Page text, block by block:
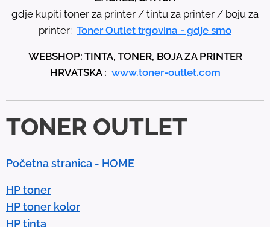
a
gdje kupiti toner za printer / tintu za printer / boju za
printer: Toner Outlet trgovina - gdje smo
WEBSHOP: TINTA, TONER, BOJA ZA PRINTER
HRVATSKA : www.toner-outlet.com
TONER OUTLET
Početna stranica - HOME
HP toner
HP toner kolor
HP tinta